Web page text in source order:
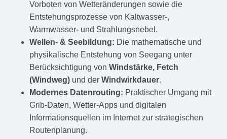
Vorboten von Wetteränderungen sowie die
Entstehungsprozesse von Kaltwasser-,
Warmwasser- und Strahlungsnebel.
Wellen- & Seebildung: Die mathematische und
physikalische Entstehung von Seegang unter
Berücksichtigung von Windstärke, Fetch
(Windweg)und der Windwirkdauer.
Modernes Datenrouting: Praktischer Umgang mit
Grib-Daten, Wetter-Apps und digitalen
Informationsquellen im Internet zur strategischen
Routenplanung.